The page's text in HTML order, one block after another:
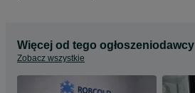
Więcej od tego ogłoszeniodawcy
Zobacz wszystkie